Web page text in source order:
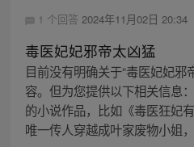
1 个回答 2024年11月02日 20:34
毒医妃妃邪帝太凶猛
目前没有明确关于“毒医妃妃邪
容。但为您提供以下相关信息
的小说作品，比如《毒医狂妃
唯一传人穿越成叶家废物小姐